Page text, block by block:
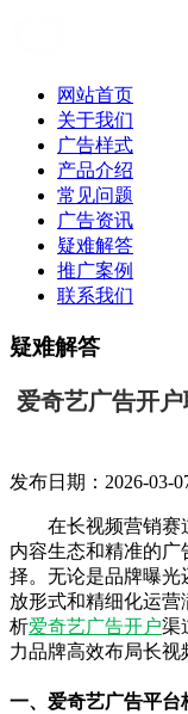
网站首页
关于我们
广告样式
产品介绍
常见问题
广告资讯
疑难解答
推广案例
联系我们
疑难解答
爱奇艺广告开
发布日期：2026-03-
在长视频营销赛
内容生态和精准的
择。无论是品牌曝光
放形式和精细化运
析爱奇艺广告开户渠
力品牌高效布局长视
一、爱奇艺广告平台